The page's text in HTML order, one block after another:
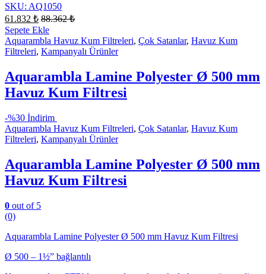
SKU: AQ1050
61.832 ₺ 88.362₺
Sepete Ekle
Aquarambla Havuz Kum Filtreleri, Çok Satanlar, Havuz Kum
Filtreleri, Kampanyalı Ürünler
Aquarambla Lamine Polyester Ø 500 mm
Havuz Kum Filtresi
-%30 İndirim
Aquarambla Havuz Kum Filtreleri, Çok Satanlar, Havuz Kum
Filtreleri, Kampanyalı Ürünler
Aquarambla Lamine Polyester Ø 500 mm
Havuz Kum Filtresi
0 out of 5
(0)
Aquarambla Lamine Polyester Ø 500 mm Havuz Kum Filtresi
Ø 500 – 1½” bağlantılı